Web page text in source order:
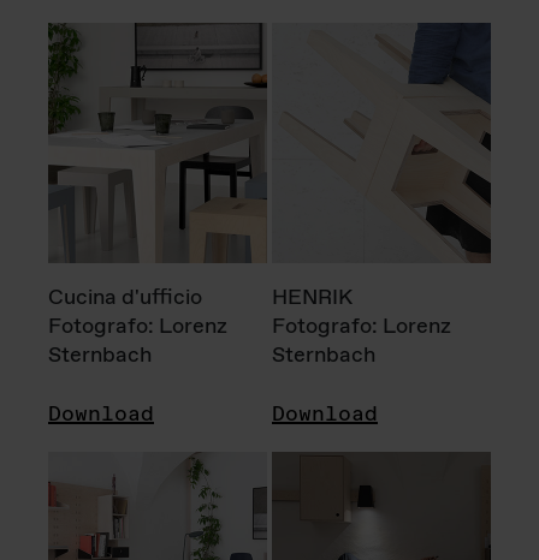
Cucina d'ufficio
Fotografo: Lorenz
Sternbach
Download
HENRIK
Fotografo: Lorenz
Sternbach
Download